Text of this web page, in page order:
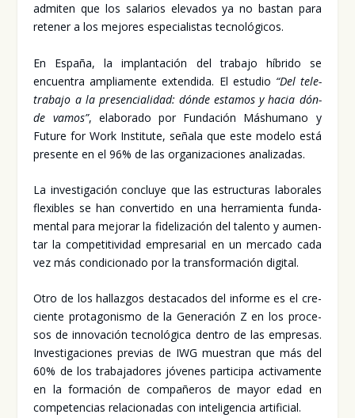
admi­ten que los sala­rios ele­va­dos ya no bas­tan para
rete­ner a los mejo­res espe­cia­lis­tas tec­no­ló­gi­cos.
En Espa­ña, la implan­ta­ción del tra­ba­jo híbri­do se
encuen­tra amplia­men­te exten­di­da. El estu­dio “Del tele­
tra­ba­jo a la pre­sen­cia­li­dad: dón­de esta­mos y hacia dón­
de vamos”, ela­bo­ra­do por Fun­da­ción Más­hu­mano y
Futu­re for Work Ins­ti­tu­te, seña­la que este mode­lo está
pre­sen­te en el 96% de las orga­ni­za­cio­nes ana­li­za­das.
La inves­ti­ga­ción con­clu­ye que las estruc­tu­ras labo­ra­les
fle­xi­bles se han con­ver­ti­do en una herra­mien­ta fun­da­
men­tal para mejo­rar la fide­li­za­ción del talen­to y aumen­
tar la com­pe­ti­ti­vi­dad empre­sa­rial en un mer­ca­do cada
vez más con­di­cio­na­do por la trans­for­ma­ción digi­tal.
Otro de los hallaz­gos des­ta­ca­dos del infor­me es el cre­
cien­te pro­ta­go­nis­mo de la Gene­ra­ción Z en los pro­ce­
sos de inno­va­ción tec­no­ló­gi­ca den­tro de las empre­sas.
Inves­ti­ga­cio­nes pre­vias de IWG mues­tran que más del
60% de los tra­ba­ja­do­res jóve­nes par­ti­ci­pa acti­va­men­te
en la for­ma­ción de com­pa­ñe­ros de mayor edad en
com­pe­ten­cias rela­cio­na­das con inte­li­gen­cia arti­fi­cial.